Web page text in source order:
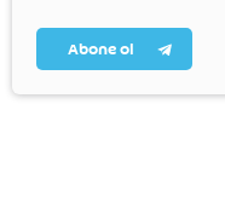
Abone ol